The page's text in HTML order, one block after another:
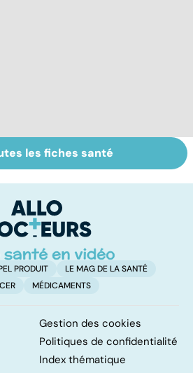
Inflammation des
amygdales : que
d'angine ?
les fiches santé
PRODUIT
LE MAG DE LA SANTÉ
MÉDICAMENTS
Gestion des cookies
Politiques de confidentialité
Index thématique